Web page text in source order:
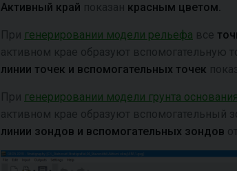
Активный край показан красным цветом.
При генерировании модели рельефа все
активном крае образуют вспомогательную
линии точек и вспомогательных точек
При генерировании модели грунта основания
активном крае образуют вспомогательный
линии зондов и вспомогательных зондов